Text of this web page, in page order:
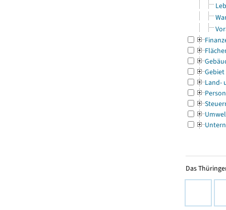
Gebiet
Land-
Das